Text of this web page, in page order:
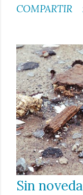
COMPARTIR
Sin